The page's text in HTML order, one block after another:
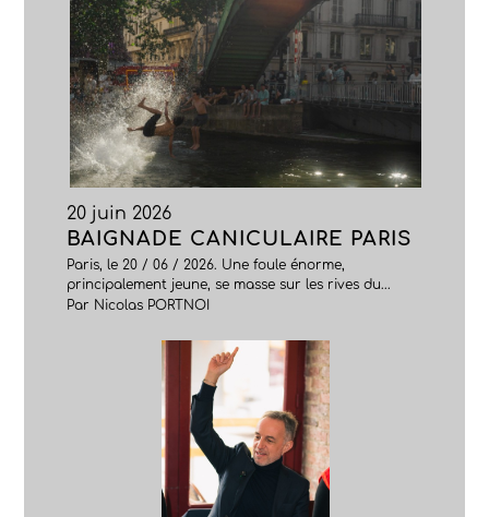
20 juin 2026
BAIGNADE CANICULAIRE PARIS
Paris, le 20 / 06 / 2026. Une foule énorme,
principalement jeune, se masse sur les rives du...
Par Nicolas PORTNOI